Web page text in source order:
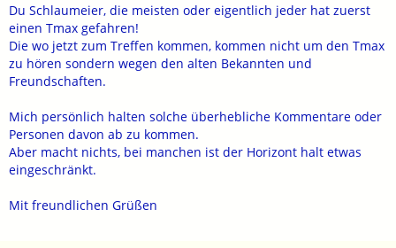
Du Schlaumeier, die meisten oder eigentlich jeder hat zuerst
einen Tmax gefahren!
Die wo jetzt zum Treffen kommen, kommen nicht um den Tmax
zu hören sondern wegen den alten Bekannten und
Freundschaften.
Mich persönlich halten solche überhebliche Kommentare oder
Personen davon ab zu kommen.
Aber macht nichts, bei manchen ist der Horizont halt etwas
eingeschränkt.
Mit freundlichen Grüßen